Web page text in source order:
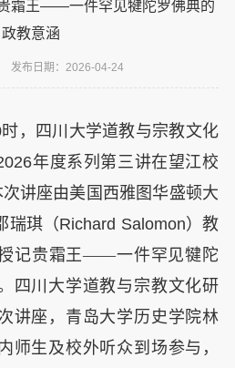
霜王——一件罕见犍陀罗佛典的
政教意涵
发布日期：2026-04-24
时，四川大学道教与宗教文化
年度系列第三讲在望江校
讲座由美国西雅图华盛顿大
瑞琪（Richard Salomon）教
记贵霜王——一件罕见犍陀
四川大学道教与宗教文化研
讲座，青岛大学历史学院林
师生及校外听众到场参与，